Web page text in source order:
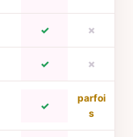
✓ ✗
✓ ✗
✓
parfoi
s